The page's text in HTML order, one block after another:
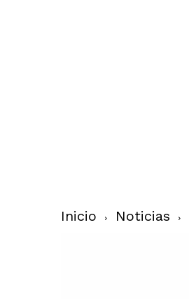
Inicio Noticias